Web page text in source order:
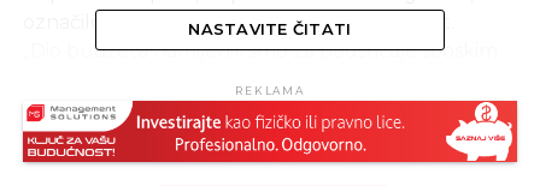
označilo razvoj seoskog turizma kao prioritet.
„Dio budžeta namijenili smo za podsticaje seoskim
ističu u Ministarstvu.
Cilj podsticanja ovog vida turizma jeste i
zadržavanje mladih na selu koji bi mogli da
NASTAVITE ČITATI
REKLAMA